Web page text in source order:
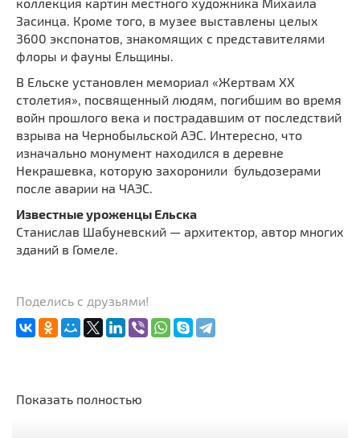
Засинца. Кроме того, в музее выставлены целых
3600 экспонатов, знакомящих с представителями
флоры и фауны Ельщины.
В Ельске установлен мемориал «Жертвам XX
столетия», посвященный людям, погибшим во время
войн прошлого века и пострадавшим от последствий
взрыва на Чернобыльской АЭС. Интересно, что
изначально монумент находился в деревне
Некрашевка, которую захоронили бульдозерами
после аварии на ЧАЭС.
Известные уроженцы Ельска
Станислав Шабуневский — архитектор, автор многих
зданий в Гомеле.
Поделись с друзьями!
Показать полностью